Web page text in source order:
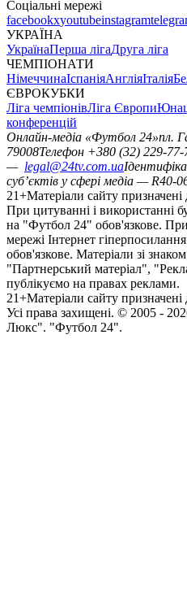
Соціальні мережі
facebookxyoutubeinstagram
УКРАЇНА
УкраїнаПерша лігаДруга ліга
ЧЕМПІОНАТИ
НімеччинаІспаніяАнгліяІталія
ЄВРОКУБКИ
Ліга чемпіонівЛіга Європи
конференцій
Онлайн-медіа «Футбол 24»пл.
79008Телефон +380 (32) 229-77-
— legal@24tv.com.ua
суб’єктів у сфері медіа — R40-
21+Матеріали сайту
При цитуванні і використанні
на "Футбол 24" обов'язкове. При
мережі Інтернет
обов'язкове. Матеріали зі
"Партнерський матеріал",
публікуємо на правах реклами.
21+Матеріали сайту
Усi права захищенi. © 2005 -
Люкс". "Футбол 24".